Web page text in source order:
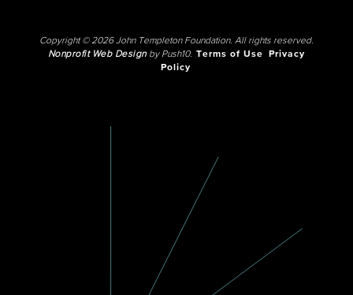
Copyright © 2026 John Templeton Foundation. All rights reserved.
Nonprofit Web Designby Push10. Terms of Use
Privacy
Policy